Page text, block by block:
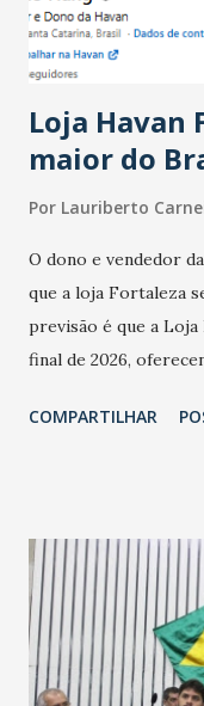
do observado no
novembro. Em
Loja Havan
maior do
Por Lauriberto
O dono e vendedor
que a loja Fortaleza
previsão é que a Loja
final de 2026,
Havan Fortaleza
COMPARTILHAR